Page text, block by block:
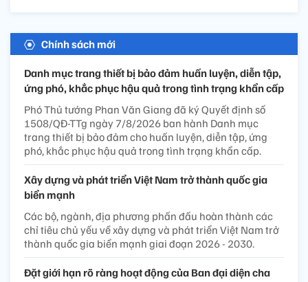
Chính sách mới
Danh mục trang thiết bị bảo đảm huấn luyện, diễn tập,
ứng phó, khắc phục hậu quả trong tình trạng khẩn cấp
Phó Thủ tướng Phan Văn Giang đã ký Quyết định số
1508/QĐ-TTg ngày 7/8/2026 ban hành Danh mục
trang thiết bị bảo đảm cho huấn luyện, diễn tập, ứng
phó, khắc phục hậu quả trong tình trạng khẩn cấp.
Xây dựng và phát triển Việt Nam trở thành quốc gia
biển mạnh
Các bộ, ngành, địa phương phấn đấu hoàn thành các
chỉ tiêu chủ yếu về xây dựng và phát triển Việt Nam trở
thành quốc gia biển mạnh giai đoạn 2026 - 2030.
Đặt giới hạn rõ ràng hoạt động của Ban đại diện cha